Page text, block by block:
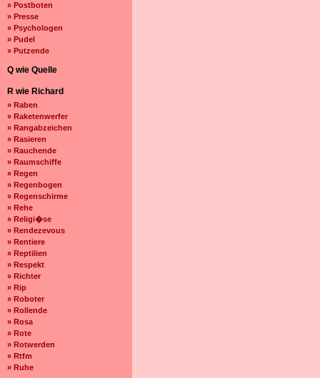
» Postboten
» Presse
» Psychologen
» Pudel
» Putzende
Q wie Quelle
R wie Richard
» Raben
» Raketenwerfer
» Rangabzeichen
» Rasieren
» Rauchende
» Raumschiffe
» Regen
» Regenbogen
» Regenschirme
» Rehe
» Religi�se
» Rendezevous
» Rentiere
» Reptilien
» Respekt
» Richter
» Rip
» Roboter
» Rollende
» Rosa
» Rote
» Rotwerden
» Rtfm
» Ruhe